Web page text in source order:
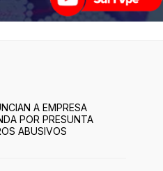
A EMPRESA
POR PRESUNTA
ABUSIVOS